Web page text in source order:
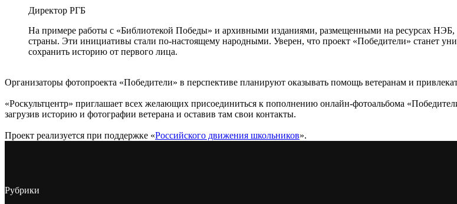
Директор РГБ
На примере работы с «Библиотекой Победы» и архивными изданиями, размещенными на ресурсах
страны. Эти инициативы стали по-настоящему народными. Уверен, что проект «Победители» станет
сохранить историю от первого лица.
Организаторы фотопроекта «Победители» в перспективе планируют оказывать помощь ветеранам и
«Роскультцентр» приглашает всех желающих присоединиться к пополнению онлайн-фотоальбома
загрузив историю и фотографии ветерана и оставив там свои контакты.
Проект реализуется при поддержке «Российского движения школьников».
Рубрики